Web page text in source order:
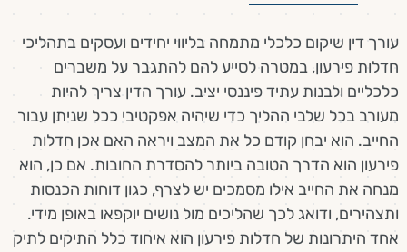
עורך דין שיקום כלכלי מתמחה בליווי יחידים ועסקים בתהליכי
חדלות פירעון, במטרה לסייע להם להתגבר על משברים
כלכליים ולבנות עתיד פיננסי יציב. עורך הדין צריך להיות
מעורב בכל שלבי ההליך כדי שיהיה אפקטיבי ככל שניתן עבור
החייב. הוא יבחן קודם כל את המצב ויראה האם אכן חדלות
פירעון הוא הדרך הטובה ביותר להסדרת החובות. אם כן, הוא
מנחה את החייב אילו מסמכים יש לצרף, כגון דוחות הכנסות
ותצהירים, ודואג לכך שהליכים מול נושים יוקפאו באופן מידי.
אחד היתרונות של חדלות פירעון הוא איחוד כלל התיקים לתיק